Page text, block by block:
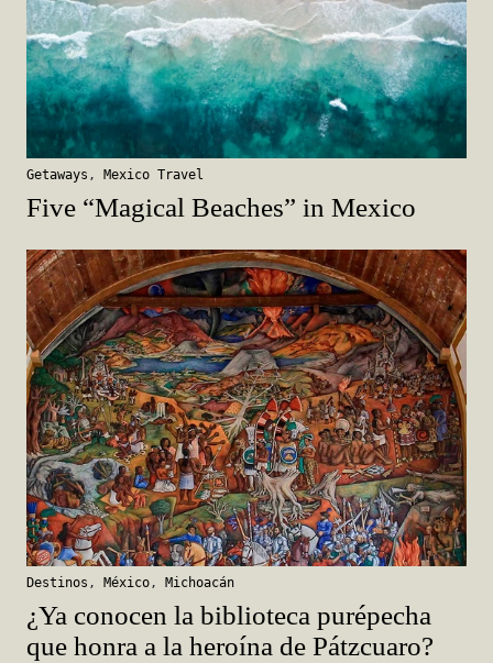
Getaways , Mexico Travel
Five “Magical Beaches” in Mexico
Destinos , México, Michoacán
¿Ya conocen la biblioteca purépecha
que honra a la heroína de Pátzcuaro?